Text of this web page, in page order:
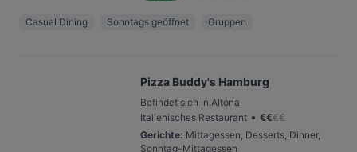
Casual Dining Sonntags geöffnet Gruppen
Pizza Buddy's Hamburg
Befindet sich in Altona
Italienisches Restaurant • €€€€
Gerichte: Mittagessen, Desserts, Dinner,
Sonntag-Mittagessen